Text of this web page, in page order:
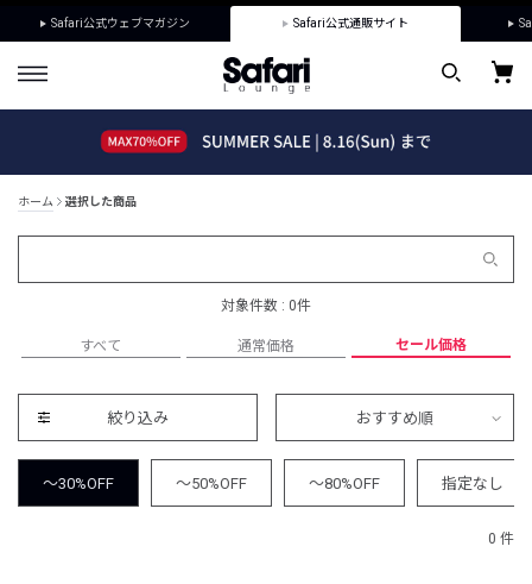
Safari公式ウェブマガジン Safari公式通販サイト
ホーム 選択した商品
対象件数 : 0件
すべて 通常価格 セール価格
絞り込み おすすめ順
～30%OFF ～50%OFF ～80%OFF 指定なし
0 件